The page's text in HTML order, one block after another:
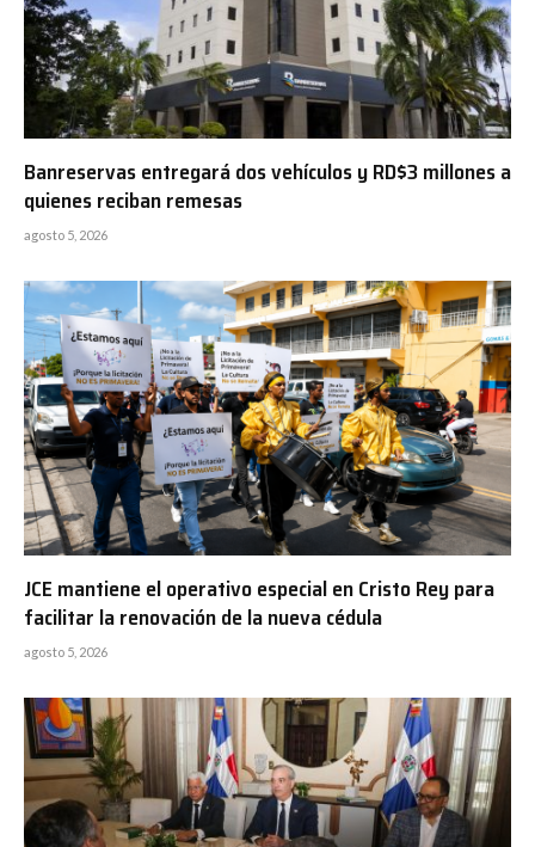
Banreservas entregará dos vehículos y RD$3 millones a
quienes reciban remesas
agosto 5, 2026
JCE mantiene el operativo especial en Cristo Rey para
facilitar la renovación de la nueva cédula
agosto 5, 2026